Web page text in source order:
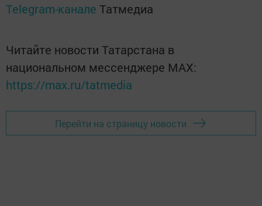
Telegram-канале Татмедиа
Читайте новости Татарстана в
национальном мессенджере MАХ:
https://max.ru/tatmedia
Перейти на страницу новости